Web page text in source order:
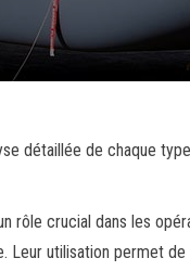
détaillée de chaque
rôle crucial dans les
Leur utilisation permet